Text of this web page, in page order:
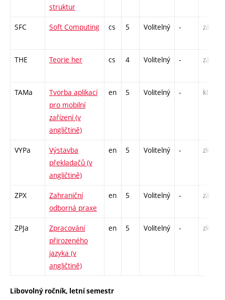
struktur
SFC Soft Computing cs 5 Volitelný - zá,zk
THE Teorie her cs 4 Volitelný - zá,zk
TAMa
Tvorba aplikací
pro mobilní
zařízení (v
angličtině)
en 5 Volitelný - kl
VYPa
Výstavba
překladačů (v
angličtině)
en 5 Volitelný - zk
ZPX
Zahraniční
odborná praxe
en 5 Volitelný - zá
ZPJa
Zpracování
přirozeného
jazyka (v
angličtině)
en 5 Volitelný - zk
Libovolný ročník, letní semestr